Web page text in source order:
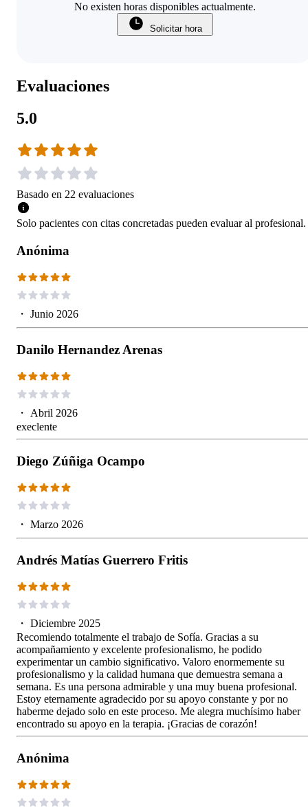
No existen horas disponibles actualmente.
Solicitar hora
Evaluaciones
5.0
Basado en 22 evaluaciones
Solo pacientes con citas concretadas pueden evaluar al profesional.
Anónima
・ Junio 2026
Danilo Hernandez Arenas
・ Abril 2026
execlente
Diego Zúñiga Ocampo
・ Marzo 2026
Andrés Matías Guerrero Fritis
・ Diciembre 2025
Recomiendo totalmente el trabajo de Sofía. Gracias a su
acompañamiento y excelente profesionalismo, he podido
experimentar un cambio significativo. Valoro enormemente su
profesionalismo y la calidad humana que demuestra semana a
semana. Es una persona admirable y una muy buena profesional.
Estoy eternamente agradecido por su apoyo constante y por no
haberme dejado solo en este proceso. Me alegra muchísimo haber
encontrado su apoyo en la terapia. ¡Gracias de corazón!
Anónima